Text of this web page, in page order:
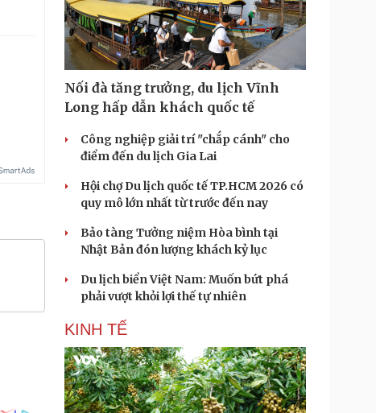
Nối đà tăng trưởng, du lịch Vĩnh
Long hấp dẫn khách quốc tế
Công nghiệp giải trí "chắp cánh" cho
điểm đến du lịch Gia Lai
Hội chợ Du lịch quốc tế TP.HCM 2026 có
quy mô lớn nhất từ trước đến nay
Bảo tàng Tưởng niệm Hòa bình tại
Nhật Bản đón lượng khách kỷ lục
Du lịch biển Việt Nam: Muốn bứt phá
phải vượt khỏi lợi thế tự nhiên
KINH TẾ